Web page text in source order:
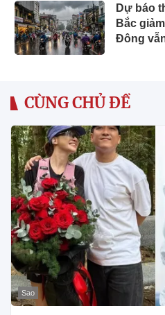
Dự báo
Bắc
Đông
CÙNG CHỦ ĐỀ
Sao